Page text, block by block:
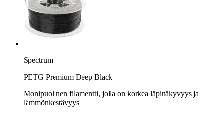
Spectrum
PETG Premium Deep Black
Monipuolinen filamentti, jolla on korkea läpinäkyvyys ja
lämmönkestävyys